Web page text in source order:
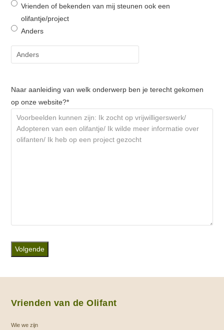
Vrienden of bekenden van mij steunen ook een
olifantje/project
Anders
Naar aanleiding van welk onderwerp ben je terecht gekomen
op onze website?*
Vrienden van de Olifant
Wie we zijn